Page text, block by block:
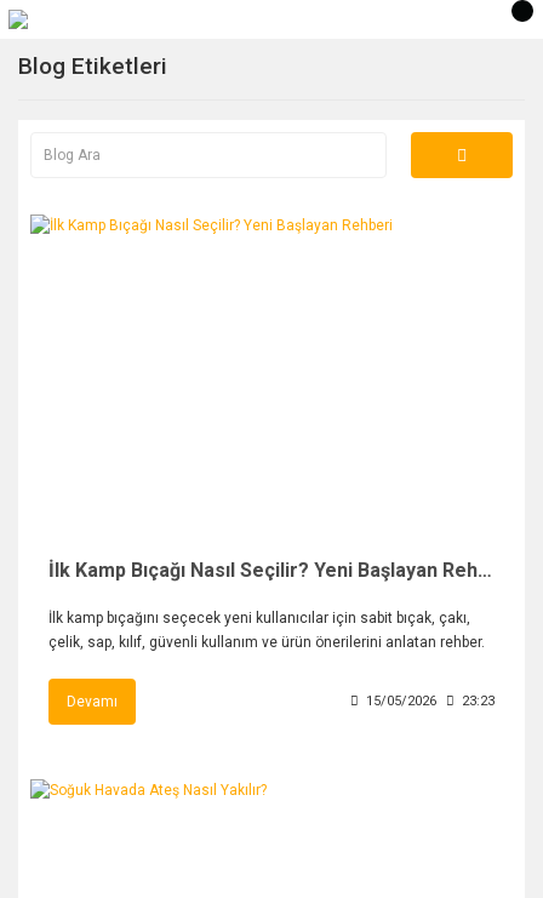
Blog Etiketleri
İlk Kamp Bıçağı Nasıl Seçilir? Yeni Başlayan Rehberi
İlk kamp bıçağını seçecek yeni kullanıcılar için sabit bıçak, çakı,
çelik, sap, kılıf, güvenli kullanım ve ürün önerilerini anlatan rehber.
Devamı 15/05/2026 23:23